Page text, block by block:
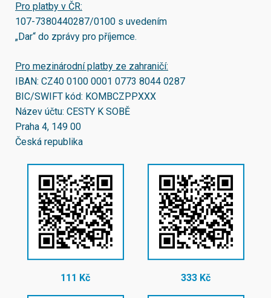
Pro platby v ČR:
107-7380440287/0100 s uvedením
„Dar“ do zprávy pro příjemce.
Pro mezinárodní platby ze zahraničí:
IBAN: CZ40 0100 0001 0773 8044 0287
BIC/SWIFT kód: KOMBCZPPXXX
Název účtu: CESTY K SOBĚ
Praha 4, 149 00
Česká republika
111 Kč 333 Kč